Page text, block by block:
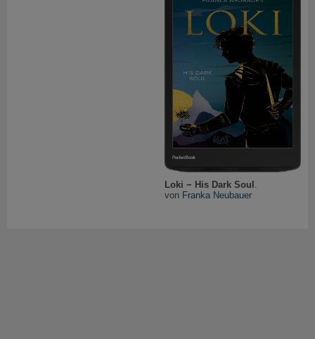
Loki − His Dark Soul .
von Franka Neubauer